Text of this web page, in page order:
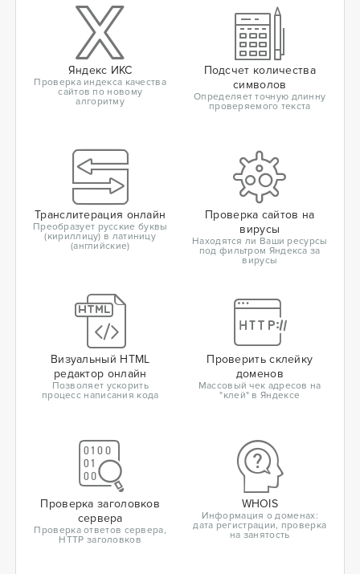
Яндекс ИКС
Проверка индекса качества
сайтов по новому
алгоритму
Подсчет количества
символов
Определяет точную длинну
проверяемого текста
Транслитерация онлайн
Преобразует русские буквы
(кириллицу) в латиницу
(английские)
Проверка сайтов на
вирусы
Находятся ли Ваши ресурсы
под фильтром Яндекса за
вирусы
Визуальный HTML
редактор онлайн
Позволяет ускорить
процесс написания кода
Проверить склейку
доменов
Массовый чек адресов на
"клей" в Яндексе
Проверка заголовков
сервера
Проверка ответов сервера,
HTTP заголовков
WHOIS
Информация о доменах:
дата регистрации, проверка
на занятость